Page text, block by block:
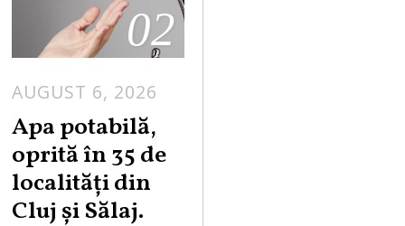
02
AUGUST 6, 2026
Apa potabilă,
oprită în 35 de
localități din
Cluj și Sălaj.